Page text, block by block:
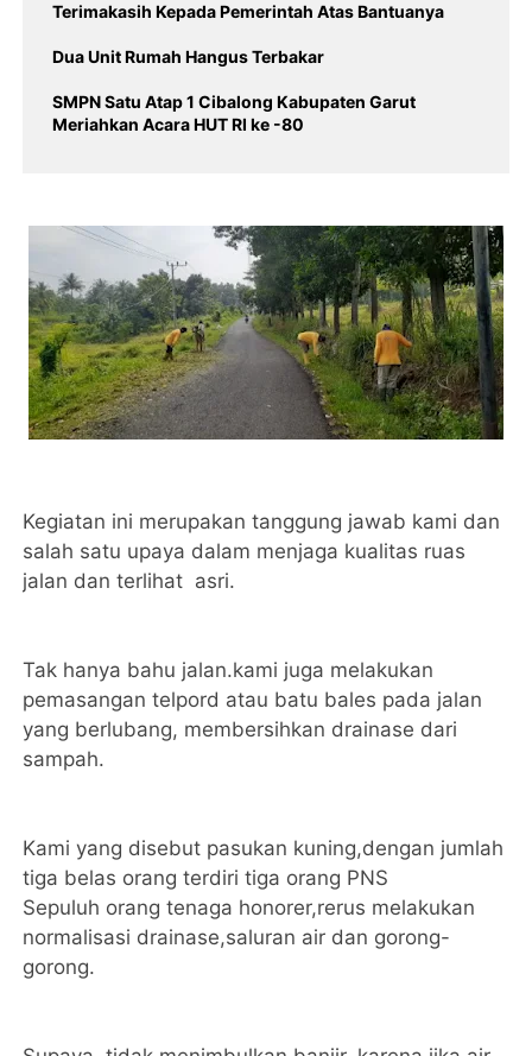
Terimakasih Kepada Pemerintah Atas Bantuanya
Dua Unit Rumah Hangus Terbakar
SMPN Satu Atap 1 Cibalong Kabupaten Garut
Meriahkan Acara HUT RI ke -80
Kegiatan ini merupakan tanggung jawab kami dan
salah satu upaya dalam menjaga kualitas ruas
jalan dan terlihat asri.
Tak hanya bahu jalan.kami juga melakukan
pemasangan telpord atau batu bales pada jalan
yang berlubang, membersihkan drainase dari
sampah.
Kami yang disebut pasukan kuning,dengan jumlah
tiga belas orang terdiri tiga orang PNS
Sepuluh orang tenaga honorer,rerus melakukan
normalisasi drainase,saluran air dan gorong-
gorong.